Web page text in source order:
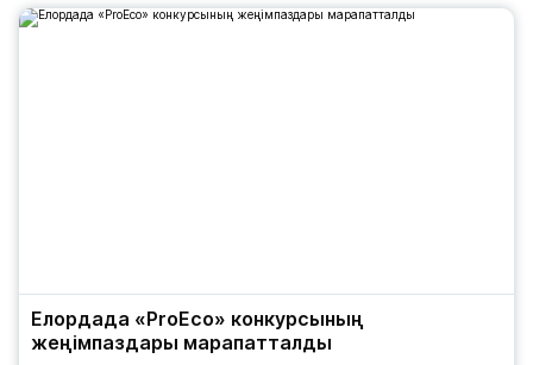
Елордада «ProEco» конкурсының
жеңімпаздары марапатталды